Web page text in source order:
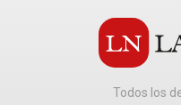
Todos los